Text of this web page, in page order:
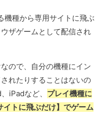
機種から専用サイトに飛ぶ
ザゲームとして配信され
ので、自分の機種にイン
れたりすることはないの
iPadなど、 プレイ機種に
トに飛ぶだけ】でゲーム